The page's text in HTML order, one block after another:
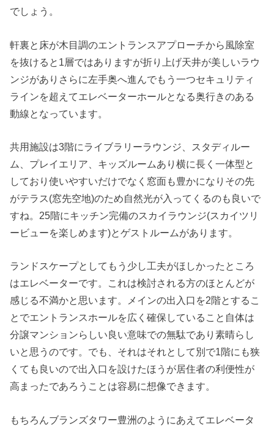
でしょう。
軒裏と床が木目調のエントランスアプローチから風除室
を抜けると1層ではありますが折り上げ天井が美しいラウ
ンジがありさらに左手奥へ進んでもう一つセキュリティ
ラインを超えてエレベーターホールとなる奥行きのある
動線となっています。
共用施設は3階にライブラリーラウンジ、スタディルー
ム、プレイエリア、キッズルームあり横に長く一体型と
しており使いやすいだけでなく窓面も豊かになりその先
がテラス(窓先空地)のため自然光が入ってくるのも良いで
すね。25階にキッチン完備のスカイラウンジ(スカイツリ
ービューを楽しめます)とゲストルームがあります。
ランドスケープとしてもう少し工夫がほしかったところ
はエレベーターです。これは検討される方のほとんどが
感じる不満かと思います。メインの出入口を2階とするこ
とでエントランスホールを広く確保していること自体は
分譲マンションらしい良い意味での無駄であり素晴らし
いと思うのです。でも、それはそれとして別で1階にも狭
くても良いので出入口を設けたほうが居住者の利便性が
高まったであろうことは容易に想像できます。
もちろんブランズタワー豊洲のようにあえてエレベータ